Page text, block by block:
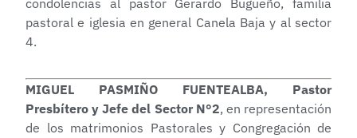
condolencias al pastor Gerardo Bugueño, familia
pastoral e iglesia en general Canela Baja y al sector
4.
MIGUEL PASMIÑO FUENTEALBA, Pastor
Presbítero y Jefe del Sector N°2, en representación
de los matrimonios Pastorales y Congregación de